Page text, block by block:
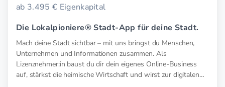
ab 3.495 € Eigenkapital
Die Lokalpioniere® Stadt-App für deine Stadt.
Mach deine Stadt sichtbar – mit uns bringst du Menschen,
Unternehmen und Informationen zusammen. Als
Lizenznehmer:in baust du dir dein eigenes Online-Business
auf, stärkst die heimische Wirtschaft und wirst zur digitalen